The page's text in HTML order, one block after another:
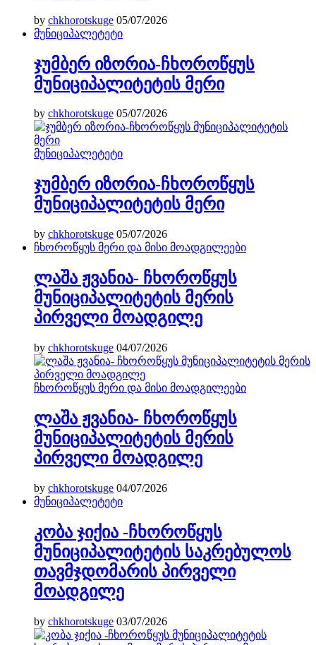
by chkhorotskuge 05/07/2026
მუნიციპალეტეტი
ჯუმბერ იზორია-ჩხოროწყუს
მუნიციპალიტეტის მერი
by chkhorotskuge 05/07/2026
მუნიციპალეტეტი
ჯუმბერ იზორია-ჩხოროწყუს
მუნიციპალიტეტის მერი
by chkhorotskuge 05/07/2026
ჩხოროწყუს მერი და მისი მოადგილეები
ლაშა ჟვანია- ჩხოროწყუს
მუნიციპალიტეტის მერის
პირველი მოადგილე
by chkhorotskuge 04/07/2026
ჩხოროწყუს მერი და მისი მოადგილეები
ლაშა ჟვანია- ჩხოროწყუს
მუნიციპალიტეტის მერის
პირველი მოადგილე
by chkhorotskuge 04/07/2026
მუნიციპალეტეტი
კობა ჯიქია -ჩხოროწყუს
მუნიციპალიტეტის საკრებულოს
თავმჯდომარის პირველი
მოადგილე
by chkhorotskuge 03/07/2026